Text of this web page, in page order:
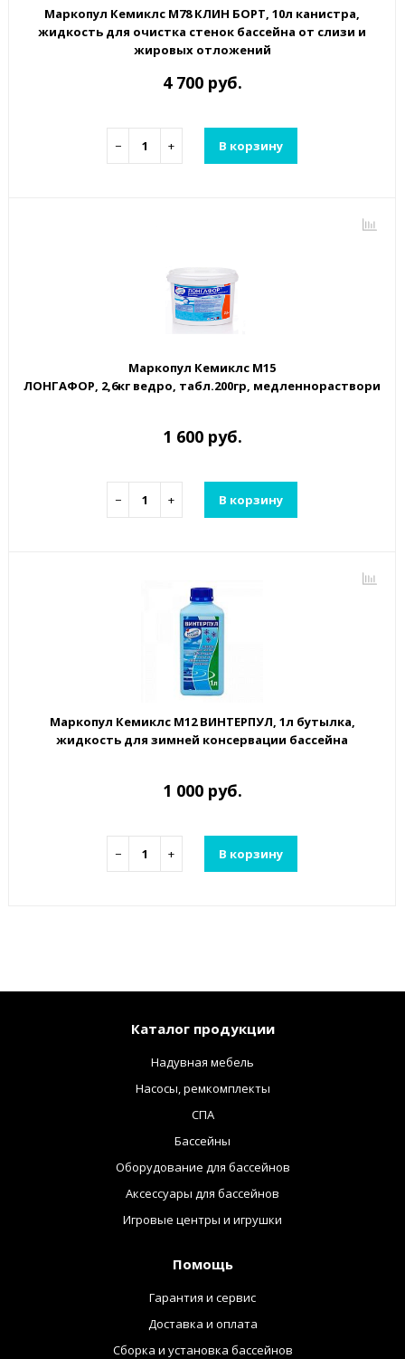
Маркопул Кемиклс М78 КЛИН БОРТ, 10л канистра,
жидкость для очистка стенок бассейна от слизи и
жировых отложений
4 700 руб.
− + В корзину
Маркопул Кемиклс М15
ЛОНГАФОР, 2,6кг ведро, табл.200гр,
1 600 руб.
− + В корзину
Маркопул Кемиклс М12 ВИНТЕРПУЛ, 1л бутылка,
жидкость для зимней консервации бассейна
1 000 руб.
− + В корзину
Каталог продукции
Надувная мебель
Насосы, ремкомплекты
СПА
Бассейны
Оборудование для бассейнов
Аксессуары для бассейнов
Игровые центры и игрушки
Помощь
Гарантия и сервис
Доставка и оплата
Сборка и установка бассейнов